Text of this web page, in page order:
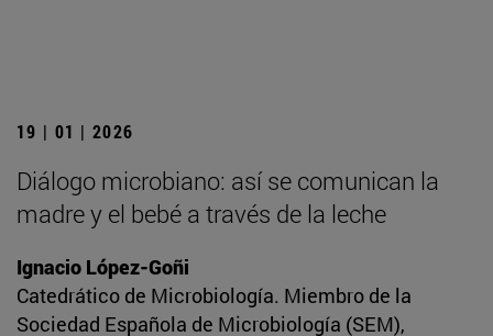
19 | 01 | 2026
Diálogo microbiano: así se comunican la
madre y el bebé a través de la leche
Ignacio López-Goñi
Catedrático de Microbiología. Miembro de la
Sociedad Española de Microbiología (SEM),